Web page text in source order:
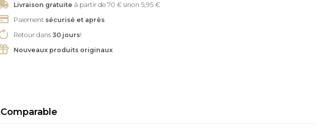
Livraison gratuite à partir de 70 € sinon 5,95 €
Paiement sécurisé et après
Retour dans 30 jours!
Nouveaux produits originaux
Comparable